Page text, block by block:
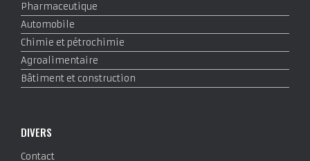
Pharmaceutique
Automobile
Chimie et pétrochimie
Agroalimentaire
Bâtiment et construction
DIVERS
Contact